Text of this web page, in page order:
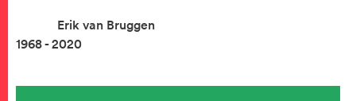
Erik van Bruggen
1968 - 2020